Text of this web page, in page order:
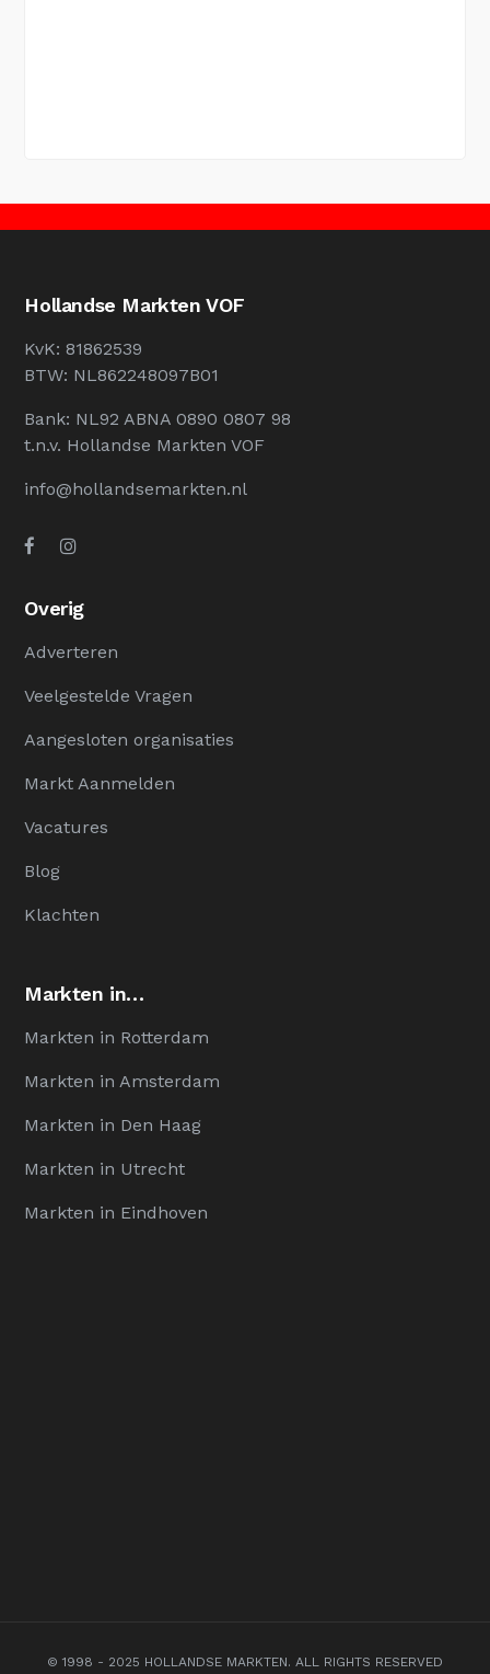
Hollandse Markten VOF
KvK: 81862539
BTW: NL862248097B01
Bank: NL92 ABNA 0890 0807 98
t.n.v. Hollandse Markten VOF
info@hollandsemarkten.nl
Overig
Adverteren
Veelgestelde Vragen
Aangesloten organisaties
Markt Aanmelden
Vacatures
Blog
Klachten
Markten in…
Markten in Rotterdam
Markten in Amsterdam
Markten in Den Haag
Markten in Utrecht
Markten in Eindhoven
© 1998 - 2025 HOLLANDSE MARKTEN. ALL RIGHTS RESERVED